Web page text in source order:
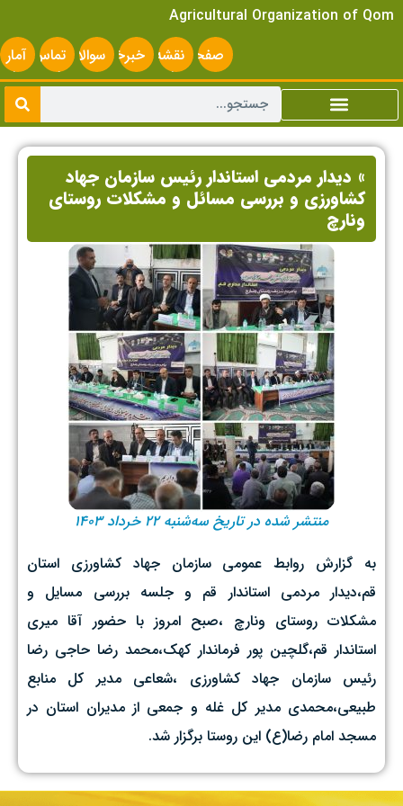
Agricultural Organization of Qom
صفحه
اصلی
نقشه
سایت
خبرخوانسوالات
متداول
تماس
با ما
آمار
» دیدار مردمی استاندار رئیس سازمان جهاد
کشاورزی و بررسی مسائل و مشکلات روستای
ونارچ
منتشر شده در تاریخ سه‌شنبه ۲۲ خرداد ۱۴۰۳
به گزارش روابط عمومی سازمان جهاد کشاورزی استان
قم،دیدار مردمی استاندار قم و جلسه بررسی مسایل و
مشکلات روستای ونارچ ،صبح امروز با حضور آقا میری
استاندار قم،گلچین پور فرماندار کهک،محمد رضا حاجی رضا
رئیس سازمان جهاد کشاورزی ،شعاعی مدیر کل منابع
طبیعی،محمدی مدیر کل غله و جمعی از مدیران استان در
مسجد امام رضا(ع) این روستا برگزار شد.